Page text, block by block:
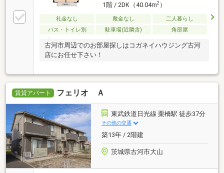
1階 / 2DK（40.04m2）
礼金なし 敷金なし
二人暮らし
バス・トイレ別
駐車場(近隣含) 角部屋
古河市周辺でのお部屋探しはコガネイハウジング古河
店にお任せ下さい！
賃貸アパート フェリオ Ａ
東武鉄道日光線 栗橋駅 徒歩37分
その他の交通
築13年 / 2階建
茨城県古河市大山